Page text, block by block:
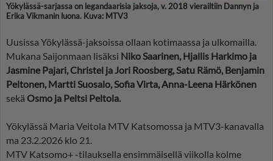
Yökylässä-sarjassa on legandaarisia jaksoja, v. 2018 vierailtiin Dannyn ja
Erika Vikmanin luona. Kuva: MTV3
Uusissa Yökylässä-jaksoissa ollaan kotimaassa ja ulkomailla.
Mukana Saijonmaan lisäksi Niko Saarinen, Hjallis Harkimo ja
Jasmine Pajari, Christel ja Jori Roosberg, Satu Rämö, Benjamin
Peltonen, Martti Suosalo, Sofia Virta, Anna-Leena Härkönen
sekä Osmo ja Peltsi Peltola.
Yökylässä Maria Veitola MTV Katsomossa ja MTV3-kanavalla
ma 23.2.2026 klo 21.
MTV Katsomo+ -tilauksella ensimmäisellä viikolla kolme